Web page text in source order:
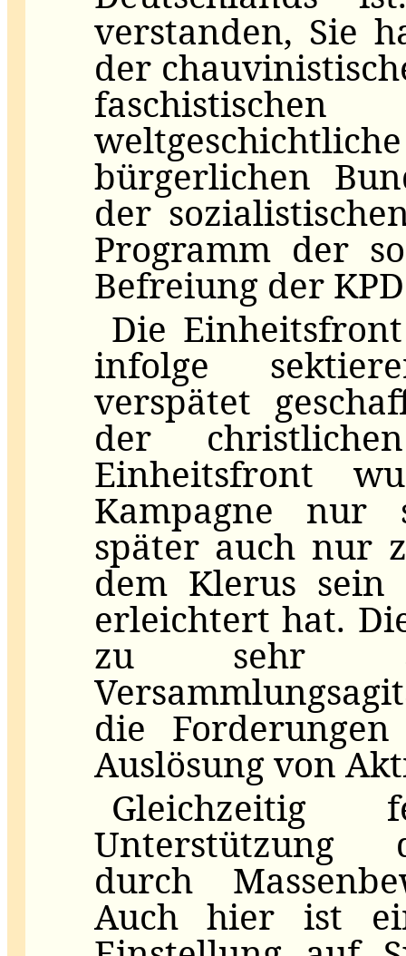
verstanden, Sie
der
bürgerlichen
der
Programm der
Befreiung der
Die
infolge
verspätet
der
Einheitsfront
Kampagne nur
später auch nur
dem Klerus sein
erleichtert hat.
zu sehr
die
Auslösung von
Unterstützung
durch
Auch hier ist